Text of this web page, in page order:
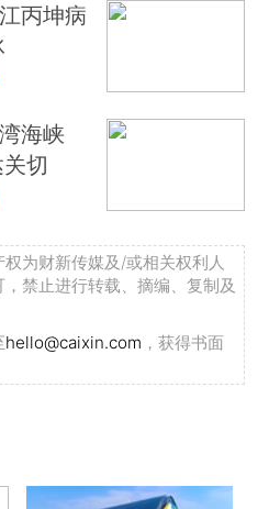
丙坤病
海峡
切
为财新传媒及/或相关权利人
禁止进行转载、摘编、复制及
hello@caixin.com ，获得书面